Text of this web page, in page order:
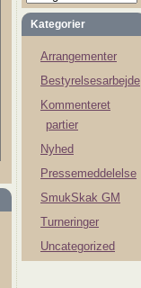
Kategorier
Arrangementer
Bestyrelsesarbejde
Kommenteret
partier
Nyhed
Pressemeddelelse
SmukSkak GM
Turneringer
Uncategorized